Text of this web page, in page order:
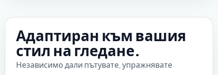
Адаптиран към вашия
стил на гледане.
Независимо дали пътувате, упражнявате